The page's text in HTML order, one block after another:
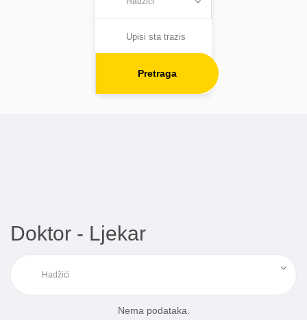
Pretraga
Doktor - Ljekar
Nema podataka.